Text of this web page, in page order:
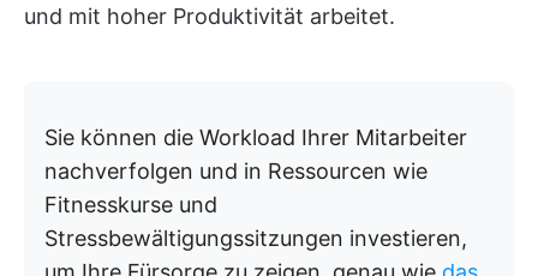
und mit hoher Produktivität arbeitet.
Sie können die Workload Ihrer Mitarbeiter
nachverfolgen und in Ressourcen wie
Fitnesskurse und
Stressbewältigungssitzungen investieren,